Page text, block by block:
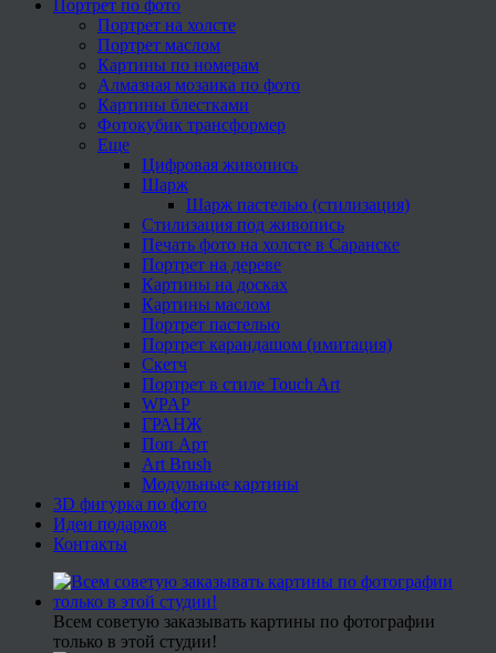
Портрет по фото
Портрет на холсте
Портрет маслом
Картины по номерам
Алмазная мозаика по фото
Картины блестками
Фотокубик трансформер
Еще
Цифровая живопись
Шарж
Шарж пастелью (стилизация)
Стилизация под живопись
Печать фото на холсте в Саранске
Портрет на дереве
Картины на досках
Картины маслом
Портрет пастелью
Портрет карандашом (имитация)
Скетч
Портрет в стиле Touch Art
WPAP
ГРАНЖ
Поп Арт
Art Brush
Модульные картины
3D фигурка по фото
Идеи подарков
Контакты
Всем советую заказывать картины по фотографии
только в этой студии!